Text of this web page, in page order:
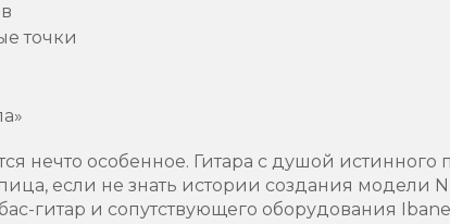
точки
нечто особенное. Гитара с душой истинного
если не знать истории создания модели
гитар и сопутствующего оборудования